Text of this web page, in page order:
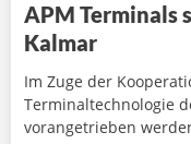
APM Terminals
Kalmar
Im Zuge der
Terminaltechnologie
vorangetrieben